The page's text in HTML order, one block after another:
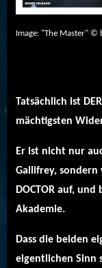
Image: "The Master" ©
Tatsächlich ist
mächtigsten
Er ist nicht nur
Gallifrey, sondern
DOCTOR auf,
Akademie.
Dass die beiden
eigentlichen Sinn